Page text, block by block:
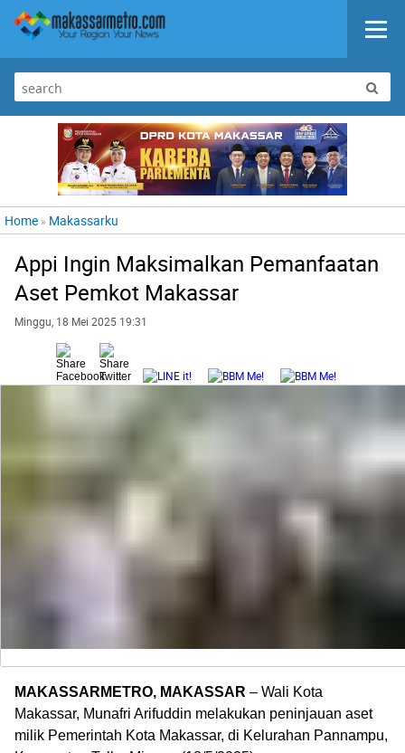
Home » Makassarku
Appi Ingin Maksimalkan Pemanfaatan
Aset Pemkot Makassar
Minggu, 18 Mei 2025 19:31
MAKASSARMETRO, MAKASSAR – Wali Kota
Makassar, Munafri Arifuddin melakukan peninjauan aset
milik Pemerintah Kota Makassar, di Kelurahan Pannampu,